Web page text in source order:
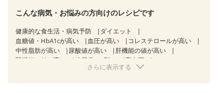
こんな病気・お悩みの方向けのレシピです
健康的な食生活・病気予防
ダイエット
血糖値・HbA1cが高い
血圧が高い
コレステロールが高い
中性脂肪が高い
尿酸値が高い
肝機能の値が高い
腎機能の値が高い
糖尿病（2型）
高血圧
胆石症
慢性膵炎（移行期・寛解期）
さらに表示する